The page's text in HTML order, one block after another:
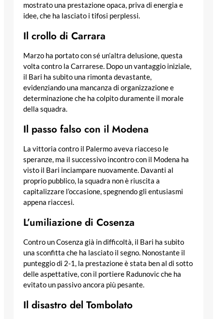
mostrato una prestazione opaca, priva di energia e
idee, che ha lasciato i tifosi perplessi.
Il crollo di Carrara
Marzo ha portato con sé un’altra delusione, questa
volta contro la Carrarese. Dopo un vantaggio iniziale,
il Bari ha subito una rimonta devastante,
evidenziando una mancanza di organizzazione e
determinazione che ha colpito duramente il morale
della squadra.
Il passo falso con il Modena
La vittoria contro il Palermo aveva riacceso le
speranze, ma il successivo incontro con il Modena ha
visto il Bari inciampare nuovamente. Davanti al
proprio pubblico, la squadra non è riuscita a
capitalizzare l’occasione, spegnendo gli entusiasmi
appena riaccesi.
L’umiliazione di Cosenza
Contro un Cosenza già in difficoltà, il Bari ha subito
una sconfitta che ha lasciato il segno. Nonostante il
punteggio di 2-1, la prestazione è stata ben al di sotto
delle aspettative, con il portiere Radunovic che ha
evitato un passivo ancora più pesante.
Il disastro del Tombolato